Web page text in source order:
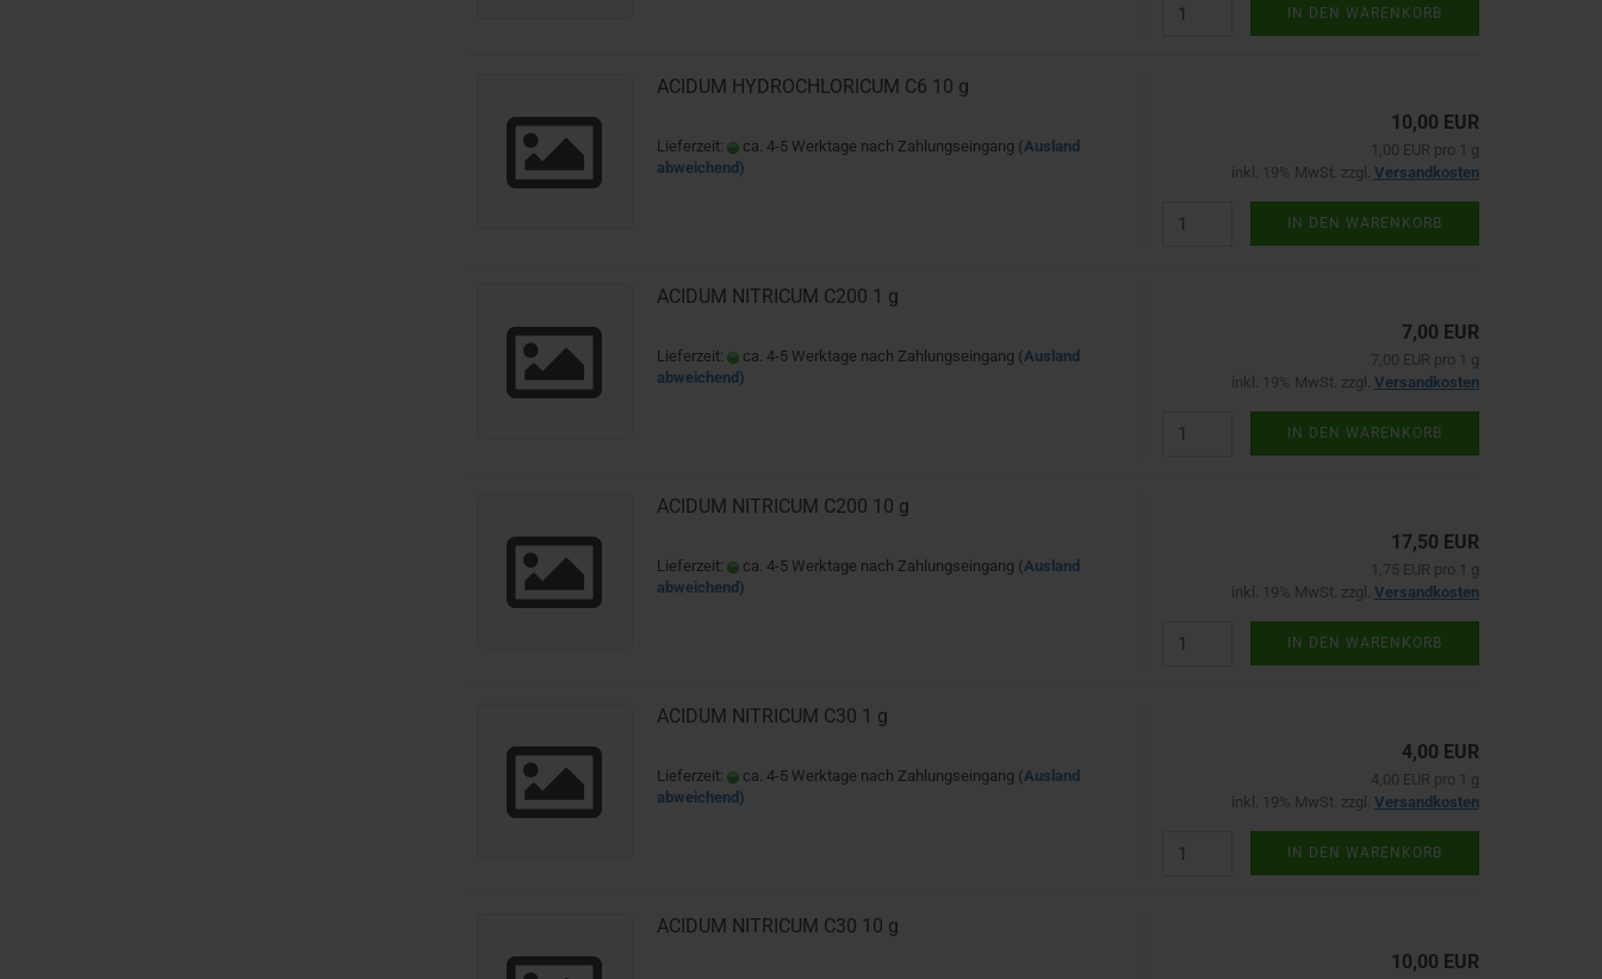
IN DEN WARENKORB
ACIDUM HYDROCHLORICUM C6 10 g
Lieferzeit: ca. 4-5 Werktage nach Zahlungseingang (Ausland
abweichend)
10,00 EUR
1,00 EUR pro 1 g
inkl. 19% MwSt. zzgl. Versandkosten
IN DEN WARENKORB
ACIDUM NITRICUM C200 1 g
Lieferzeit: ca. 4-5 Werktage nach Zahlungseingang (Ausland
abweichend)
7,00 EUR
7,00 EUR pro 1 g
inkl. 19% MwSt. zzgl. Versandkosten
IN DEN WARENKORB
ACIDUM NITRICUM C200 10 g
Lieferzeit: ca. 4-5 Werktage nach Zahlungseingang (Ausland
abweichend)
17,50 EUR
1,75 EUR pro 1 g
inkl. 19% MwSt. zzgl. Versandkosten
IN DEN WARENKORB
ACIDUM NITRICUM C30 1 g
Lieferzeit: ca. 4-5 Werktage nach Zahlungseingang (Ausland
abweichend)
4,00 EUR
4,00 EUR pro 1 g
inkl. 19% MwSt. zzgl. Versandkosten
IN DEN WARENKORB
ACIDUM NITRICUM C30 10 g
10,00 EUR